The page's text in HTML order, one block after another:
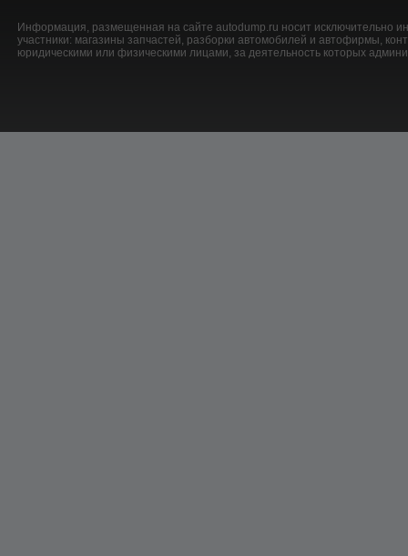
Информация, размещенная на сайте autodump.ru носит исключительно
участники: магазины запчастей, разборки автомобилей и автофирмы,
юридическими или физическими лицами, за деятельность которых